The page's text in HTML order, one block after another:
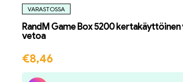
VARASTOSSA
RandM Game Box 5200
vetoa
€8,46